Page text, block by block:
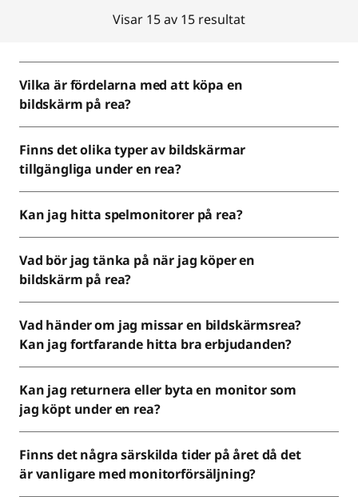
Visar 15 av 15 resultat
Vilka är fördelarna med att köpa en
bildskärm på rea?
Finns det olika typer av bildskärmar
tillgängliga under en rea?
Kan jag hitta spelmonitorer på rea?
Vad bör jag tänka på när jag köper en
bildskärm på rea?
Vad händer om jag missar en bildskärmsrea?
Kan jag fortfarande hitta bra erbjudanden?
Kan jag returnera eller byta en monitor som
jag köpt under en rea?
Finns det några särskilda tider på året då det
är vanligare med monitorförsäljning?